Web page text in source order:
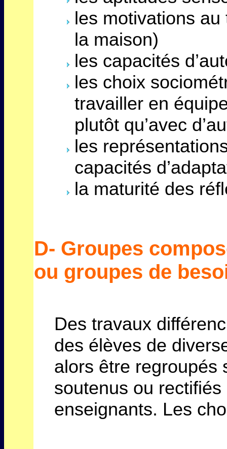
les motivations au
la maison)
les capacités
les choix
travailler en
plutôt qu’avec
les
capacités
la maturité des
D- Groupes
ou groupes de
Des travaux
des élèves de
alors être regroupés
soutenus ou rectifiés
enseignants. Les